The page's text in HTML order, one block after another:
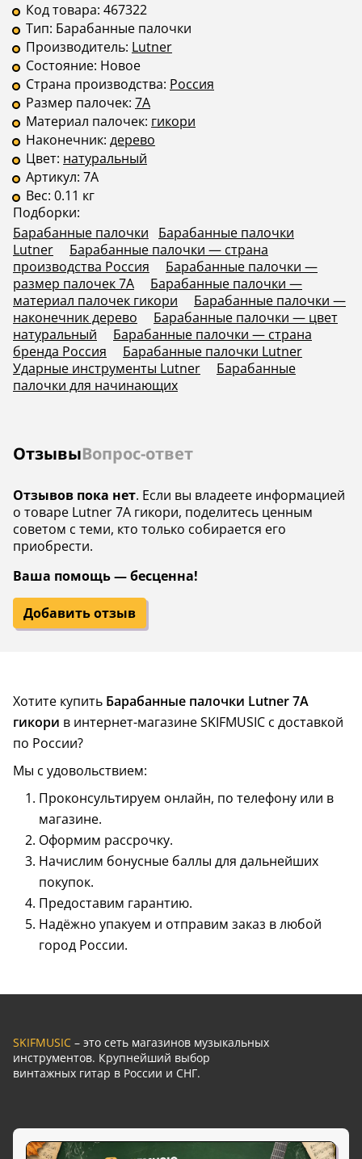
Код товара: 467322
Тип: Барабанные палочки
Производитель: Lutner
Состояние: Новое
Страна производства: Россия
Размер палочек: 7A
Материал палочек: гикори
Наконечник: дерево
Цвет: натуральный
Артикул: 7A
Вес: 0.11 кг
Подборки:
Барабанные палочки
Барабанные палочки
Lutner
Барабанные палочки — страна
производства Россия
Барабанные палочки —
размер палочек 7A
Барабанные палочки —
материал палочек гикори
Барабанные палочки —
наконечник дерево
Барабанные палочки — цвет
натуральный
Барабанные палочки — страна
бренда Россия
Барабанные палочки Lutner
Ударные инструменты Lutner
Барабанные
палочки для начинающих
ОтзывыВопрос-ответ
Отзывов пока нет. Если вы владеете информацией
о товаре Lutner 7A гикори, поделитесь ценным
советом с теми, кто только собирается его
приобрести.
Ваша помощь — бесценна!
Добавить отзыв
Хотите купить Барабанные палочки Lutner 7A
гикори в интернет-магазине SKIFMUSIC с доставкой
по России?
Мы с удовольствием:
Проконсультируем онлайн, по телефону или в
магазине.
Оформим рассрочку.
Начислим бонусные баллы для дальнейших
покупок.
Предоставим гарантию.
Надёжно упакуем и отправим заказ в любой
город России.
SKIFMUSIC – это сеть магазинов музыкальных
инструментов. Крупнейший выбор
винтажных гитар в России и СНГ.